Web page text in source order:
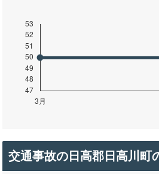
交通事故の日高郡日高川町